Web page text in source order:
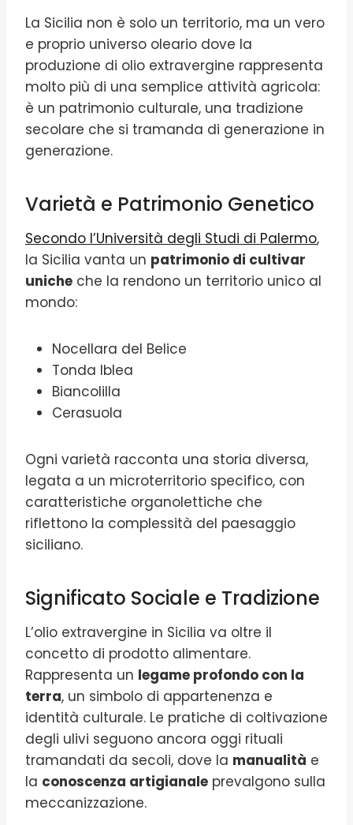
La Sicilia non è solo un territorio, ma un vero
e proprio universo oleario dove la
produzione di olio extravergine rappresenta
molto più di una semplice attività agricola:
è un patrimonio culturale, una tradizione
secolare che si tramanda di generazione in
generazione.
Varietà e Patrimonio Genetico
Secondo l’Università degli Studi di Palermo,
la Sicilia vanta un patrimonio di cultivar
uniche che la rendono un territorio unico al
mondo:
Nocellara del Belice
Tonda Iblea
Biancolilla
Cerasuola
Ogni varietà racconta una storia diversa,
legata a un microterritorio specifico, con
caratteristiche organolettiche che
riflettono la complessità del paesaggio
siciliano.
Significato Sociale e Tradizione
L’olio extravergine in Sicilia va oltre il
concetto di prodotto alimentare.
Rappresenta un legame profondo con la
terra, un simbolo di appartenenza e
identità culturale. Le pratiche di coltivazione
degli ulivi seguono ancora oggi rituali
tramandati da secoli, dove la manualità e
la conoscenza artigianale prevalgono sulla
meccanizzazione.